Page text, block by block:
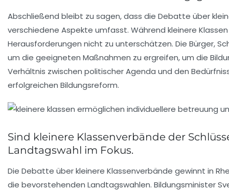
Abschließend bleibt zu sagen, dass die Debatte über
verschiedene Aspekte umfasst. Während kleinere
Herausforderungen nicht zu unterschätzen. Die Bürger,
um die geeigneten Maßnahmen zu ergreifen, um die
Verhältnis zwischen politischer Agenda und den
erfolgreichen Bildungsreform.
Sind kleinere Klassenverbände der
Landtagswahl im Fokus.
Die Debatte über kleinere Klassenverbände gewinnt in
die bevorstehenden Landtagswahlen. Bildungsminister